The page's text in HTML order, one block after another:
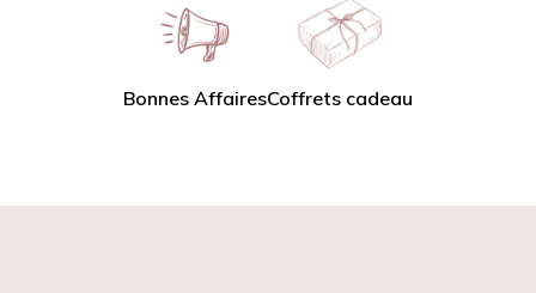
Bonnes AffairesCoffrets cadeau